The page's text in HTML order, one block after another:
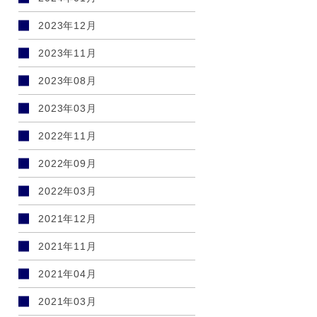
2023年12月
2023年11月
2023年08月
2023年03月
2022年11月
2022年09月
2022年03月
2021年12月
2021年11月
2021年04月
2021年03月